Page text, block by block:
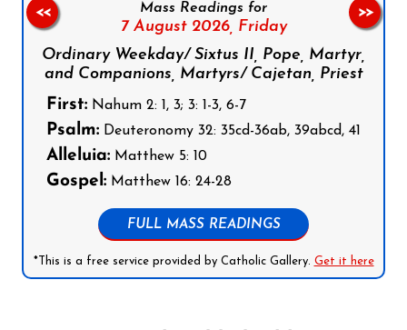
Mass Readings for
7 August 2026, Friday
Ordinary Weekday/ Sixtus II, Pope, Martyr,
and Companions, Martyrs/ Cajetan, Priest
First: Nahum 2: 1, 3; 3: 1-3, 6-7
Psalm: Deuteronomy 32: 35cd-36ab, 39abcd, 41
Alleluia: Matthew 5: 10
Gospel: Matthew 16: 24-28
FULL MASS READINGS
*This is a free service provided by Catholic Gallery. Get it here
<< >>